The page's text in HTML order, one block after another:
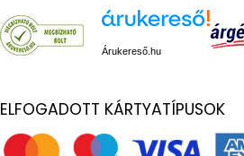
Árukereső.hu
ELFOGADOTT KÁRTYATÍPUSOK